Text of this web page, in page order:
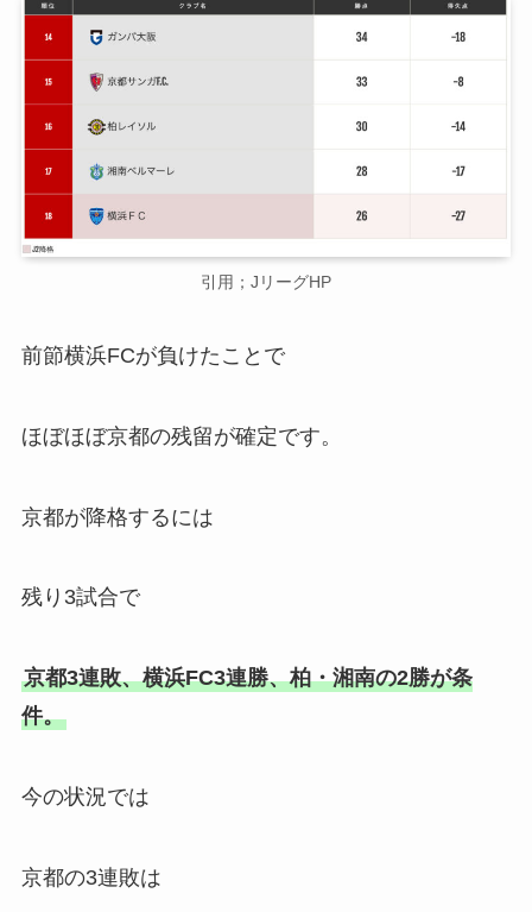
引用；JリーグHP
前節横浜FCが負けたことで
ほぼほぼ京都の残留が確定です。
京都が降格するには
残り3試合で
京都3連敗、横浜FC3連勝、柏・湘南の2勝が条
件。
今の状況では
京都の3連敗は